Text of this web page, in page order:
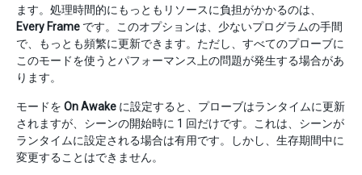
ます。処理時間的にもっともリソースに負担がかかるのは、
Every Frame です。このオプションは、少ないプログラムの手間
で、もっとも頻繁に更新できます。ただし、すべてのプローブに
このモードを使うとパフォーマンス上の問題が発生する場合があ
ります。
モードを On Awake に設定すると、プローブはランタイムに更新
されますが、シーンの開始時に 1 回だけです。これは、シーンが
ランタイムに設定される場合は有用です。しかし、生存期間中に
変更することはできません。